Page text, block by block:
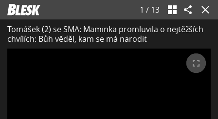
1 / 13
Tomášek (2) se SMA: Maminka promluvila o nejtěžších
chvílích: Bůh věděl, kam se má narodit